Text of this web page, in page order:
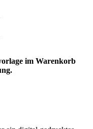
im Warenkorb